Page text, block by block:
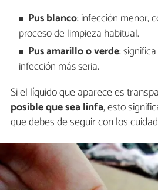
Pus blanco: infección menor,
proceso de limpieza habitual.
Pus amarillo o verde:
infección más seria.
Si el líquido que aparece es
posible que sea linfa, esto
que debes de seguir con los